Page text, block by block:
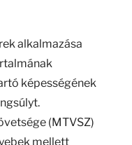
alkalmazása
képességének
(MTVSZ)
mellett